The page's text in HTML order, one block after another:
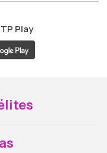
Play